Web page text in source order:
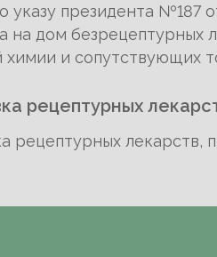
письмо для
договор для
указу президента №187
на дом безрецептурных
химии и сопутствующих
рецептурных
рецептурных лекарств,